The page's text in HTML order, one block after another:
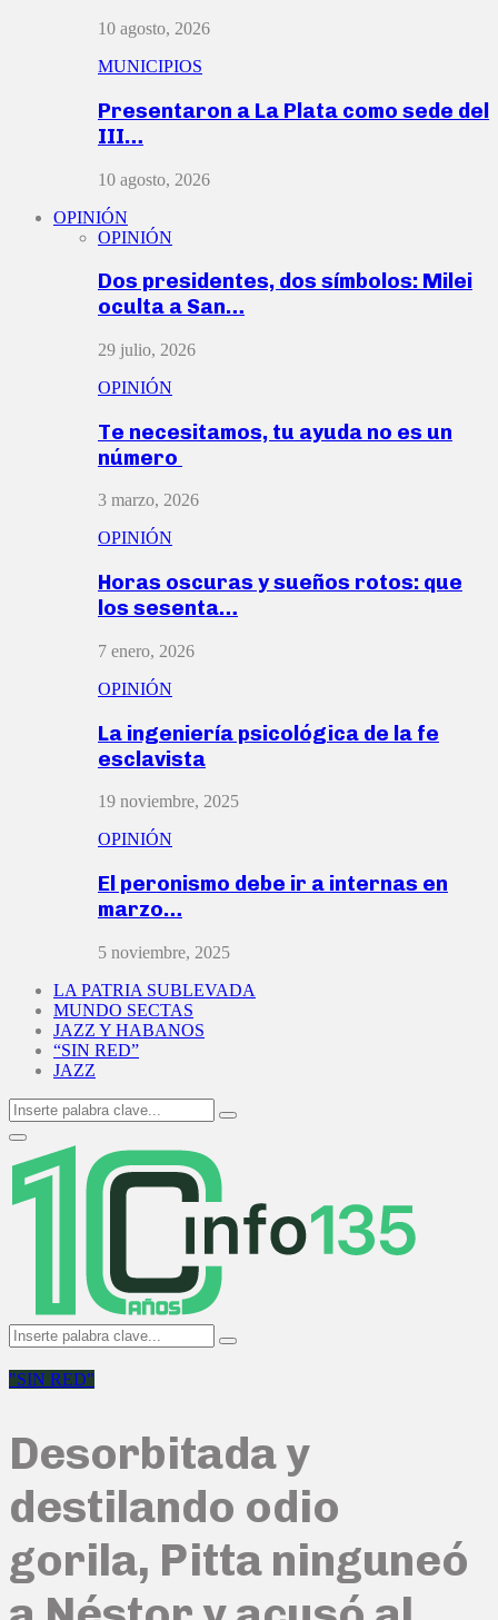
10 agosto, 2026
MUNICIPIOS
Presentaron a La Plata como sede del
III…
10 agosto, 2026
OPINIÓN
OPINIÓN
Dos presidentes, dos símbolos: Milei
oculta a San…
29 julio, 2026
OPINIÓN
Te necesitamos, tu ayuda no es un
número
3 marzo, 2026
OPINIÓN
Horas oscuras y sueños rotos: que
los sesenta…
7 enero, 2026
OPINIÓN
La ingeniería psicológica de la fe
esclavista
19 noviembre, 2025
OPINIÓN
El peronismo debe ir a internas en
marzo…
5 noviembre, 2025
LA PATRIA SUBLEVADA
MUNDO SECTAS
JAZZ Y HABANOS
“SIN RED”
JAZZ
Search
for:
Search
Primary
Menu
Search
for:
Search
"SIN RED"
Desorbitada y
destilando odio
gorila, Pitta ninguneó